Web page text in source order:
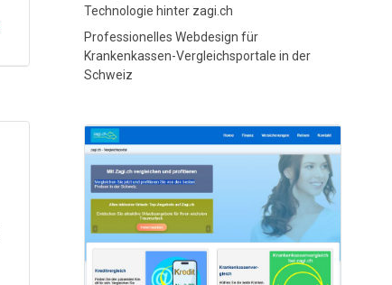
Technologie hinter zagi.ch
Professionelles Webdesign für
Krankenkassen-Vergleichsportale in der
Schweiz